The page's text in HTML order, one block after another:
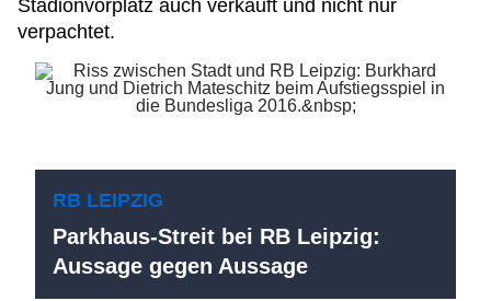
Stadionvorplatz auch verkauft und nicht nur
verpachtet.
RB LEIPZIG
Parkhaus-Streit bei RB Leipzig:
Aussage gegen Aussage